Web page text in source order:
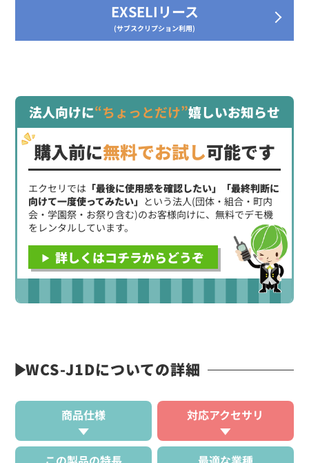
EXSELIリース
(サブスクリプション利用)
法人向けに“ちょっとだけ”嬉しいお知らせ
購入前に無料でお試し可能です
エクセリでは 「最後に使用感を確認したい」「最終判断に
向けて一度使ってみたい」 という法人(団体・組合・町内
会・学園祭・お祭り含む)のお客様向けに、無料でデモ機
をレンタルしています。
詳しくはコチラからどうぞ
WCS-J1Dについての詳細
商品仕様 対応アクセサリ